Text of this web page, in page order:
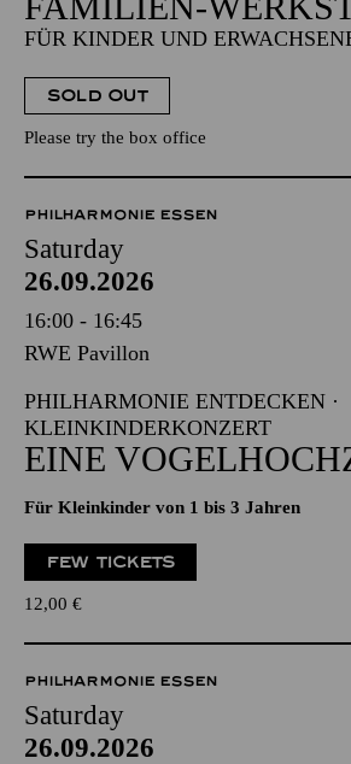
FÜR KINDER UND
SOLD OUT
Please try the box office
PHILHARMONIE ESSEN
Saturday
26.09.2026
16:00 - 16:45
RWE Pavillon
PHILHARMONIE ENTDECKEN ·
KLEINKINDERKONZERT
EINE
Für Kleinkinder von 1 bis 3 Jahren
FEW TICKETS
12,00 €
PHILHARMONIE ESSEN
Saturday
26.09.2026